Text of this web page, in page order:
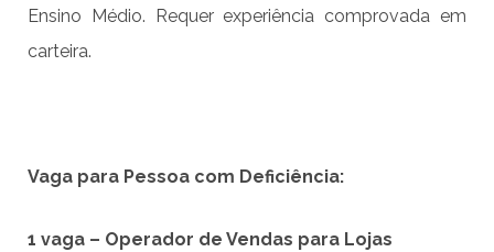
Ensino Médio. Requer experiência comprovada em
carteira.
Vaga para Pessoa com Deficiência:
1 vaga – Operador de Vendas para Lojas